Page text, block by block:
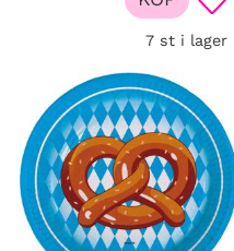
7 st i lager